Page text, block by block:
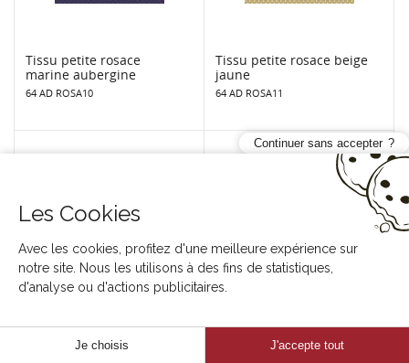
Tissu petite rosace
marine aubergine
64 AD ROSA10
Tissu petite rosace beige
jaune
64 AD ROSA11
Tissu petite rosace
marine nuit
Tissu petite rosace eau
turquoise
Continuer sans accepter
Les Cookies
Avec les cookies, profitez d'une meilleure expérience sur
notre site. Nous les utilisons à des fins de statistiques,
d'analyse ou d'actions publicitaires.
Je choisis J'accepte tout